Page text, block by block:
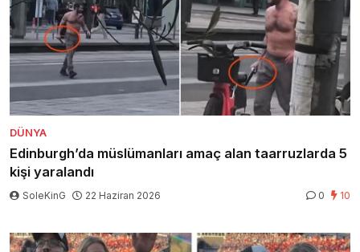
DÜNYA
Edinburgh’da müslümanları amaç alan taarruzlarda 5
kişi yaralandı
SoleKinG 22 Haziran 2026 0 10